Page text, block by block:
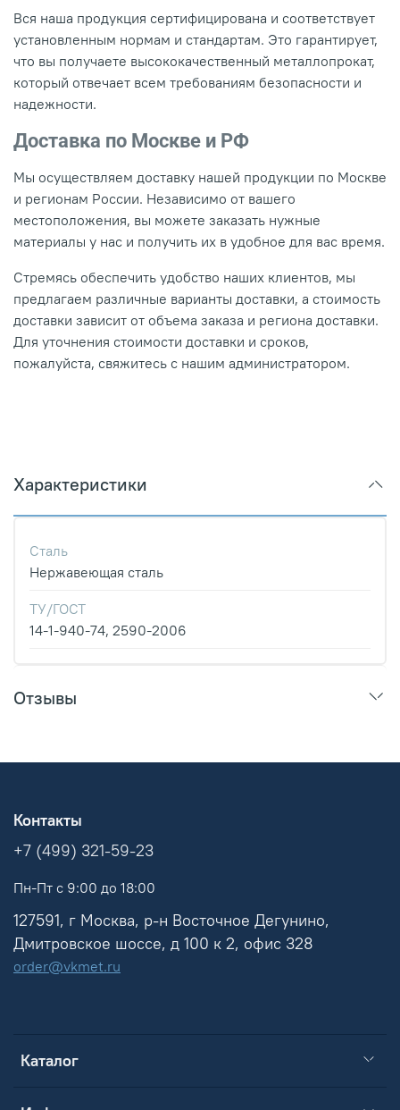
Вся наша продукция сертифицирована и соответствует
установленным нормам и стандартам. Это гарантирует,
что вы получаете высококачественный металлопрокат,
который отвечает всем требованиям безопасности и
надежности.
Доставка по Москве и РФ
Мы осуществляем доставку нашей продукции по Москве
и регионам России. Независимо от вашего
местоположения, вы можете заказать нужные
материалы у нас и получить их в удобное для вас время.
Стремясь обеспечить удобство наших клиентов, мы
предлагаем различные варианты доставки, а стоимость
доставки зависит от объема заказа и региона доставки.
Для уточнения стоимости доставки и сроков,
пожалуйста, свяжитесь с нашим администратором.
Характеристики
Сталь
Нержавеющая сталь
ТУ/ГОСТ
14-1-940-74, 2590-2006
Отзывы
Каталог
Контакты
+7 (499) 321-59-23
Пн-Пт с 9:00 до 18:00
127591, г Москва, р-н Восточное Дегунино,
Дмитровское шоссе, д 100 к 2, офис 328
order@vkmet.ru